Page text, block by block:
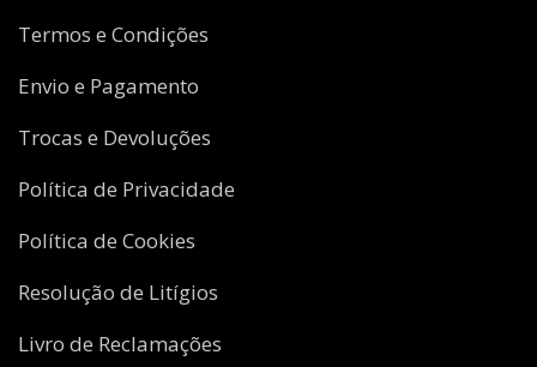
Termos e Condições
Envio e Pagamento
Trocas e Devoluções
Política de Privacidade
Política de Cookies
Resolução de Litígios
Livro de Reclamações